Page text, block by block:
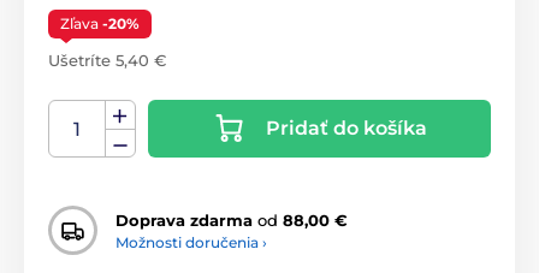
Zľava -20%
Ušetríte 5,40 €
Pridať do košíka
Doprava zdarma od 88,00 €
Možnosti doručenia ›